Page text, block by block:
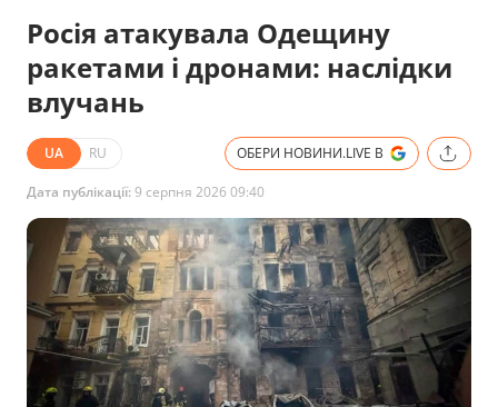
Росія атакувала Одещину
ракетами і дронами: наслідки
влучань
UA RU ОБЕРИ НОВИНИ.LIVE В
Дата публікації:9 серпня 2026 09:40